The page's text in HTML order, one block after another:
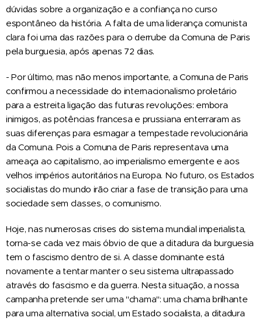
dúvidas sobre a organização e a confiança no curso
espontâneo da história. A falta de uma liderança comunista
clara foi uma das razões para o derrube da Comuna de Paris
pela burguesia, após apenas 72 dias.
- Por último, mas não menos importante, a Comuna de Paris
confirmou a necessidade do internacionalismo proletário
para a estreita ligação das futuras revoluções: embora
inimigos, as potências francesa e prussiana enterraram as
suas diferenças para esmagar a tempestade revolucionária
da Comuna. Pois a Comuna de Paris representava uma
ameaça ao capitalismo, ao imperialismo emergente e aos
velhos impérios autoritários na Europa. No futuro, os Estados
socialistas do mundo irão criar a fase de transição para uma
sociedade sem classes, o comunismo.
Hoje, nas numerosas crises do sistema mundial imperialista,
torna-se cada vez mais óbvio de que a ditadura da burguesia
tem o fascismo dentro de si. A classe dominante está
novamente a tentar manter o seu sistema ultrapassado
através do fascismo e da guerra. Nesta situação, a nossa
campanha pretende ser uma "chama": uma chama brilhante
para uma alternativa social, um Estado socialista, a ditadura